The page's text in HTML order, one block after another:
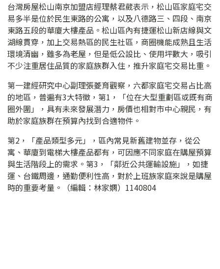
台灣房屋松山南京加盟店經理蔡君葳表示，松山區家庭宅交
易多半是位於民生東路的公寓，以及八德路三、四段、南京
東路五段的華廈大樓產品。松山區內有捷運松山新店線與文
湖線貫穿，加上交易熱區的民生社區，商圈機能成熟且生活
環境清幽，雖多為老屋，但是低公設比、使用坪數大，吸引
不少注重居住品質的家庭族群入住，推升家庭宅交易比重。
第一建經研究中心副理張菱育觀察，六都家庭宅交易占比高
的地區，普遍有3大特徵，第1，「位在大型重劃區或既有商
圈外圍」，具有未來發展潛力，房價也相對市中心親民，有
助於家庭族群在預算內找到合適物件。
第2，「產品類型多元」，區內常見新舊建物並存，從公
寓、華廈到電梯大樓產品都有，可因應不同家庭在購屋預算
與生活階段上的需求。第3，「鄰近公共運輸設施」，如捷
運、台鐵周邊，通勤便利性高，對於上班族家庭來說是購屋
時的重要考量。（編輯：林家嫻）1140804